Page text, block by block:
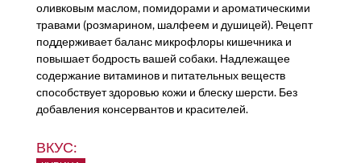
оливковым маслом, помидорами и ароматическими
травами (розмарином, шалфеем и душицей). Рецепт
поддерживает баланс микрофлоры кишечника и
повышает бодрость вашей собаки. Надлежащее
содержание витаминов и питательных веществ
способствует здоровью кожи и блеску шерсти. Без
добавления консервантов и красителей.
ВКУС: